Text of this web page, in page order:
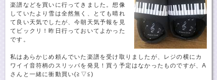
楽譜などを買いに行ってきました。想像
していたより雪は全然無く、とても晴れ
て良い天気でしたが、今朝天気予報を見
てビックリ！昨日行っておいてよかった
です。
私はあらかじめ頼んでいた楽譜を受け取りましたが、レジの横にカ
ワイイ音符柄のスリッパを発見！買う予定はなかったものですが、A
さんと一緒に衝動買い(≧▽≦)